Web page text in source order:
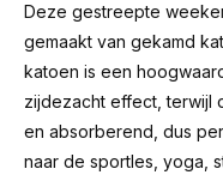
Deze gestreepte
gemaakt van gekamd
katoen is een
zijdezacht effect, terwijl
en absorberend, dus
naar de sportles, yoga,